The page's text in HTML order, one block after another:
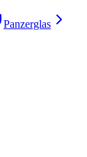
Panzerglas